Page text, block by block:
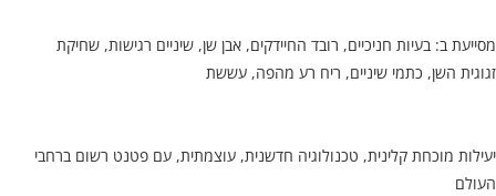
מסייעת ב: בעיות חניכיים, רובד החיידקים, אבן שן, שיניים רגישות, שחיקת
זגוגית השן, כתמי שיניים, ריח רע מהפה, עששת
יעילות מוכחת קלינית, טכנולוגיה חדשנית, עוצמתית, עם פטנט רשום ברחבי
העולם